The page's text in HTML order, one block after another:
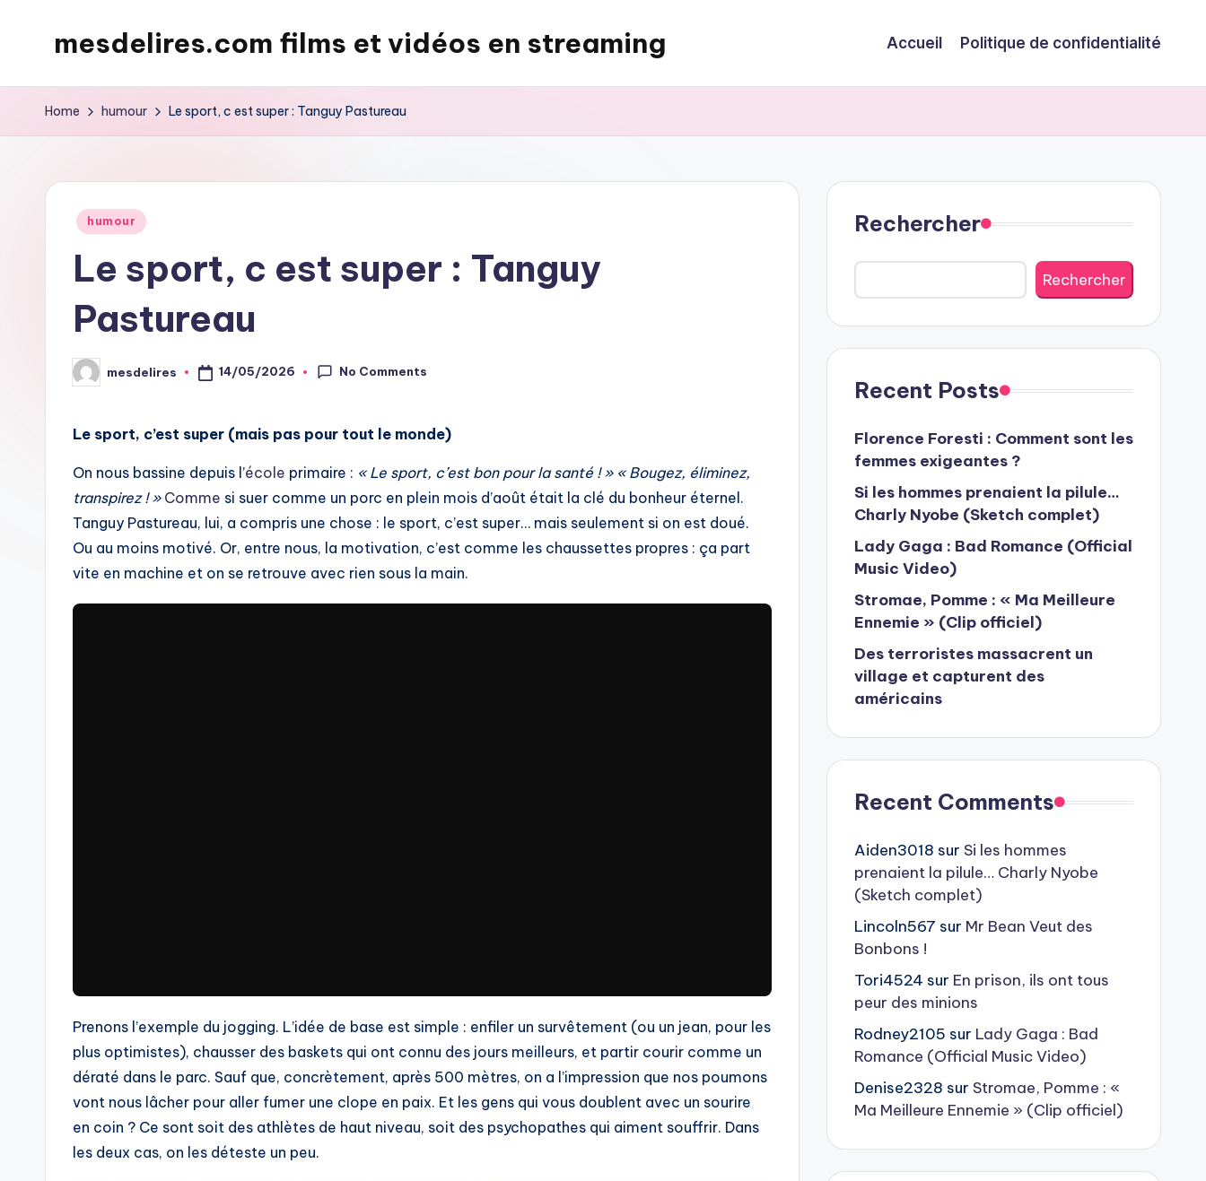
mesdelires.com films et vidéos en streaming
:
video
complet
français
Accueil Politique de confidentialité
Home humour Le sport, c est super : Tanguy Pastureau
Posted
humour
Le sport, c est super : Tanguy
Pastureau
Posted
by
mesdelires 14/05/2026 No Comments
Le sport, c’est super (mais pas pour tout le monde)
On nous bassine depuis l’école primaire : « Le sport, c’est bon pour la santé ! » « Bougez, éliminez,
transpirez ! » Comme si suer comme un porc en plein mois d’août était la clé du bonheur éternel.
Tanguy Pastureau, lui, a compris une chose : le sport, c’est super… mais seulement si on est doué.
Ou au moins motivé. Or, entre nous, la motivation, c’est comme les chaussettes propres : ça part
vite en machine et on se retrouve avec rien sous la main.
Prenons l’exemple du jogging. L’idée de base est simple : enfiler un survêtement (ou un jean, pour les
plus optimistes), chausser des baskets qui ont connu des jours meilleurs, et partir courir comme un
dératé dans le parc. Sauf que, concrètement, après 500 mètres, on a l’impression que nos poumons
vont nous lâcher pour aller fumer une clope en paix. Et les gens qui vous doublent avec un sourire
en coin ? Ce sont soit des athlètes de haut niveau, soit des psychopathes qui aiment souffrir. Dans
les deux cas, on les déteste un peu.
Rechercher
Rechercher
Recent Posts
Florence Foresti : Comment sont les
femmes exigeantes ?
Si les hommes prenaient la pilule…
Charly Nyobe (Sketch complet)
Lady Gaga : Bad Romance (Official
Music Video)
Stromae, Pomme : « Ma Meilleure
Ennemie » (Clip officiel)
Des terroristes massacrent un
village et capturent des
américains
Recent Comments
Aiden3018 sur Si les hommes
prenaient la pilule… Charly Nyobe
(Sketch complet)
Lincoln567 sur Mr Bean Veut des
Bonbons !
Tori4524 sur En prison, ils ont tous
peur des minions
Rodney2105 sur Lady Gaga : Bad
Romance (Official Music Video)
Denise2328 sur Stromae, Pomme : «
Ma Meilleure Ennemie » (Clip officiel)